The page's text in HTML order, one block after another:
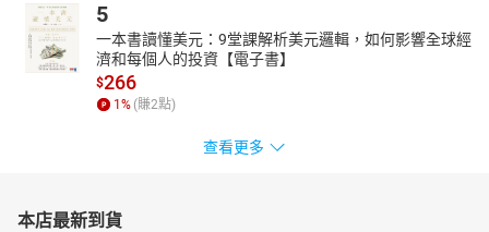
5
一本書讀懂美元：9堂課解析美元邏輯，如何影響全球經
濟和每個人的投資【電子書】
$266
1 % (賺2點)
查看更多
本店最新到貨